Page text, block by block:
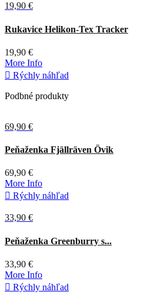
19,90 €
Tmavá
olivová
Rukavice Helikon-Tex Tracker
19,90 €
More Info
 Rýchly náhľad
Podbné produkty